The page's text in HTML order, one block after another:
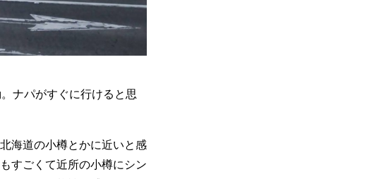
ナパがすぐに行けると思
海道の小樽とかに近いと感
すごくて近所の小樽にシン